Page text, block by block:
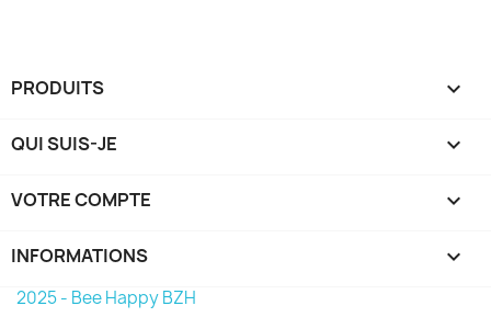
PRODUITS 
QUI SUIS-JE 
VOTRE COMPTE 
INFORMATIONS keyboard_arrow_down
2025 - Bee Happy BZH